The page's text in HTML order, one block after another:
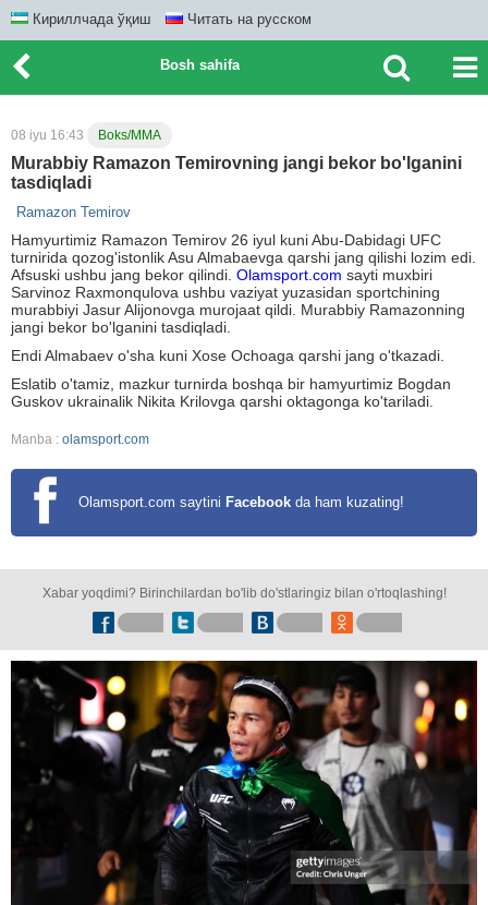
Кириллчада ўқиш Читать на русском
Bosh sahifa
08 iyu 16:43 Boks/MMA
Murabbiy Ramazon Temirovning jangi bekor bo'lganini
tasdiqladi
Ramazon Temirov
Hamyurtimiz Ramazon Temirov 26 iyul kuni Abu-Dabidagi UFC
turnirida qozog'istonlik Asu Almabaevga qarshi jang qilishi lozim edi.
Afsuski ushbu jang bekor qilindi. Olamsport.com sayti muxbiri
Sarvinoz Raxmonqulova ushbu vaziyat yuzasidan sportchining
murabbiyi Jasur Alijonovga murojaat qildi. Murabbiy Ramazonning
jangi bekor bo'lganini tasdiqladi.
Endi Almabaev o'sha kuni Xose Ochoaga qarshi jang o'tkazadi.
Eslatib o'tamiz, mazkur turnirda boshqa bir hamyurtimiz Bogdan
Guskov ukrainalik Nikita Krilovga qarshi oktagonga ko'tariladi.
Manba : olamsport.com
Olamsport.com saytini Facebook da ham kuzating!
Xabar yoqdimi? Birinchilardan bo'lib do'stlaringiz bilan o'rtoqlashing!